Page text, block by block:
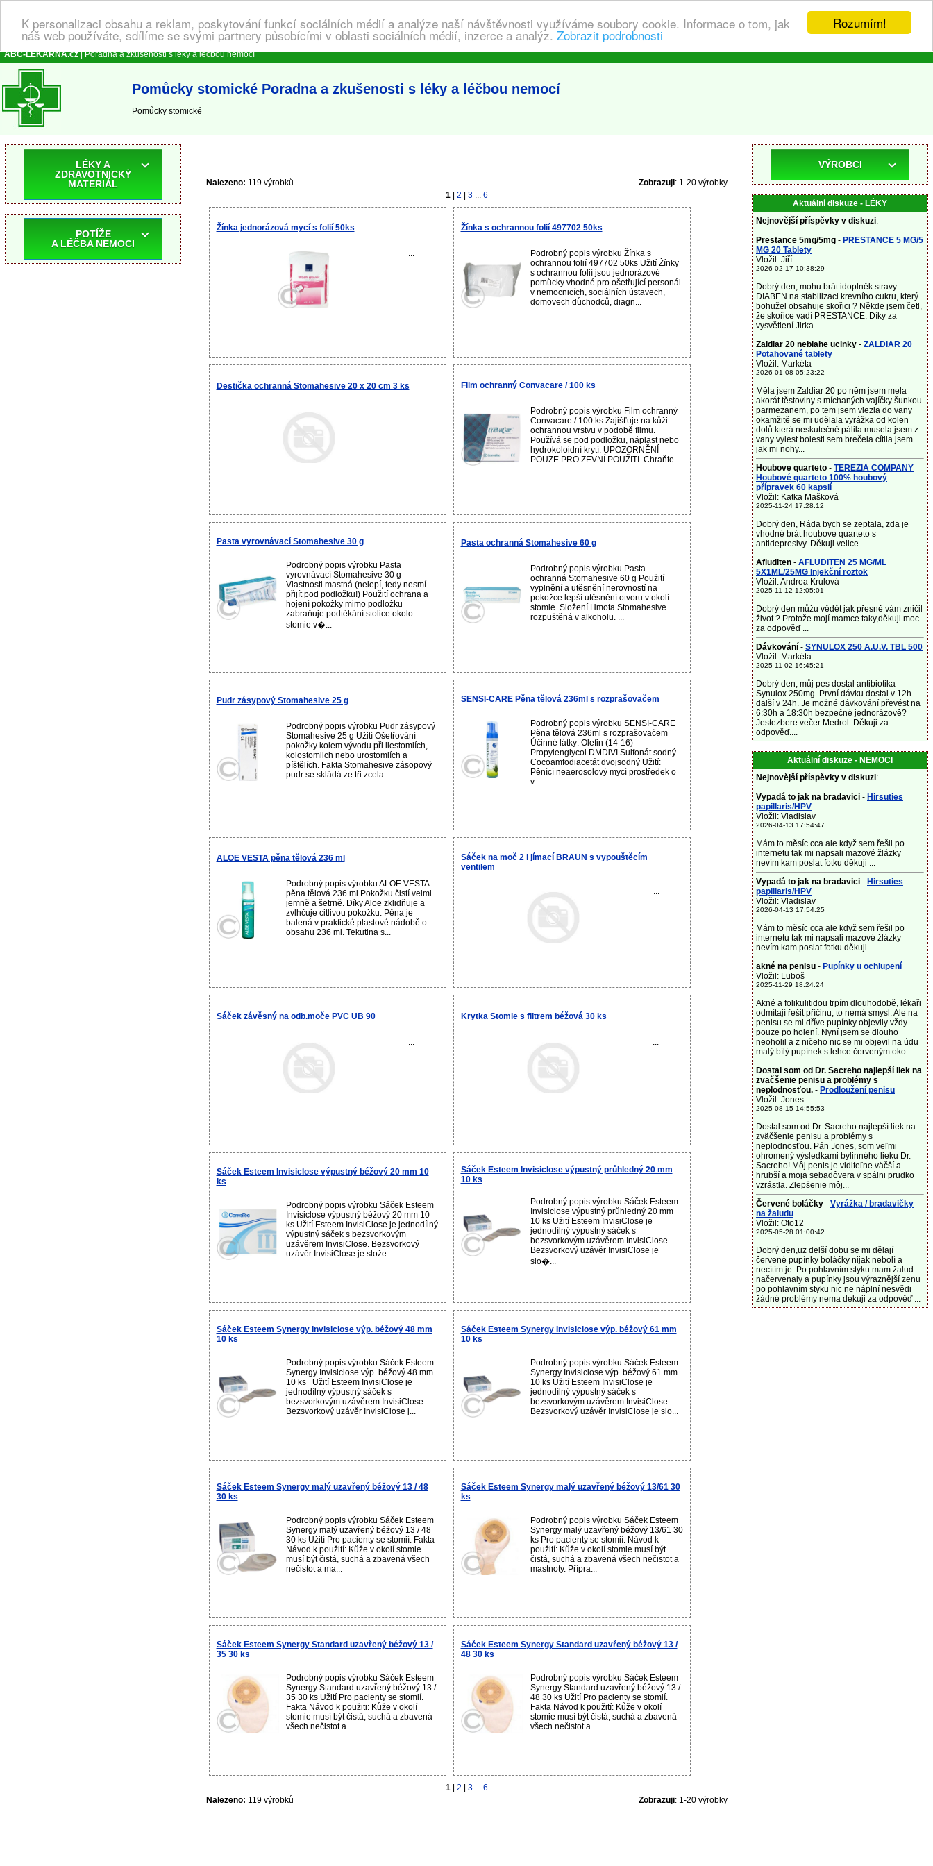
Rozumím!
K personalizaci obsahu a reklam, poskytování funkcí sociálních médií a analýze naší návštěvnosti využíváme soubory cookie. Informace o tom, jak
náš web používáte, sdílíme se svými partnery působícími v oblasti sociálních médií, inzerce a analýz. Zobrazit podrobnosti
ABC-LEKARNA.cz| Poradna a zkušenosti s léky a léčbou nemocí
Pomůcky stomické Poradna a zkušenosti s léky a léčbou nemocí
Pomůcky stomické
Nalezeno: 119 výrobků Zobrazuji: 1-20 výrobky
1
2 3... 6
Žínka jednorázová mycí s folií 50ks
...
Žínka s ochrannou folií 497702 50ks
Podrobný popis výrobku Žínka s
ochrannou folií 497702 50ks Užití Žínky
s ochrannou folií jsou jednorázové
pomůcky vhodné pro ošetřující personál
v nemocnicích, sociálních ústavech,
domovech důchodců, diagn...
Destička ochranná Stomahesive 20 x 20 cm 3 ks
...
Film ochranný Convacare / 100 ks
Podrobný popis výrobku Film ochranný
Convacare / 100 ks Zajišťuje na kůži
ochrannou vrstvu v podobě filmu.
Používá se pod podložku, náplast nebo
hydrokoloidní krytí. UPOZORNĚNÍ
POUZE PRO ZEVNÍ POUŽITI. Chraňte ...
Pasta vyrovnávací Stomahesive 30 g
Podrobný popis výrobku Pasta
vyrovnávací Stomahesive 30 g
Vlastnosti mastná (nelepí, tedy nesmí
přijít pod podložku!) Použití ochrana a
hojení pokožky mimo podložku
zabraňuje podtékání stolice okolo
stomie v�...
Pasta ochranná Stomahesive 60 g
Podrobný popis výrobku Pasta
ochranná Stomahesive 60 g Použití
vyplnění a utěsnění nerovností na
pokožce lepší utěsnění otvoru v okolí
stomie. Složení Hmota Stomahesive
rozpuštěná v alkoholu. ...
Pudr zásypový Stomahesive 25 g
Podrobný popis výrobku Pudr zásypový
Stomahesive 25 g Užití Ošetřování
pokožky kolem vývodu při ilestomiích,
kolostomiich nebo urostomiích a
píštělích. Fakta Stomahesive zásopový
pudr se skládá ze tři zcela...
SENSI-CARE Pěna tělová 236ml s rozprašovačem
Podrobný popis výrobku SENSI-CARE
Pěna tělová 236ml s rozprašovačem
Účinné látky: Olefin (14-16)
Propylenglycol DMDiVI Sulfonát sodný
Cocoamfodiacetát dvojsodný Užití:
Pěnící neaerosolový mycí prostředek o
v...
ALOE VESTA pěna tělová 236 ml
Podrobný popis výrobku ALOE VESTA
pěna tělová 236 ml Pokožku čistí velmi
jemně a šetrně. Díky Aloe zklidňuje a
zvlhčuje citlivou pokožku. Pěna je
balená v praktické plastové nádobě o
obsahu 236 ml. Tekutina s...
Sáček na moč 2 l jímací BRAUN s vypouštěcím
ventilem
...
Sáček závěsný na odb.moče PVC UB 90
...
Krytka Stomie s filtrem béžová 30 ks
...
Sáček Esteem Invisiclose výpustný béžový 20 mm 10
ks
Podrobný popis výrobku Sáček Esteem
Invisiclose výpustný béžový 20 mm 10
ks Užití Esteem InvisiClose je jednodílný
výpustný sáček s bezsvorkovým
uzávěrem InvisiClose. Bezsvorkový
uzávěr InvisiClose je slože...
Sáček Esteem Invisiclose výpustný průhledný 20 mm
10 ks
Podrobný popis výrobku Sáček Esteem
Invisiclose výpustný průhledný 20 mm
10 ks Užití Esteem InvisiClose je
jednodílný výpustný sáček s
bezsvorkovým uzávěrem InvisiClose.
Bezsvorkový uzávěr InvisiClose je
slo�...
Sáček Esteem Synergy Invisiclose výp. béžový 48 mm
10 ks
Podrobný popis výrobku Sáček Esteem
Synergy Invisiclose výp. béžový 48 mm
10 ks Užití Esteem InvisiClose je
jednodílný výpustný sáček s
bezsvorkovým uzávěrem InvisiClose.
Bezsvorkový uzávěr InvisiClose j...
Sáček Esteem Synergy Invisiclose výp. béžový 61 mm
10 ks
Podrobný popis výrobku Sáček Esteem
Synergy Invisiclose výp. béžový 61 mm
10 ks Užití Esteem InvisiClose je
jednodílný výpustný sáček s
bezsvorkovým uzávěrem InvisiClose.
Bezsvorkový uzávěr InvisiClose je slo...
Sáček Esteem Synergy malý uzavřený béžový 13 / 48
30 ks
Podrobný popis výrobku Sáček Esteem
Synergy malý uzavřený béžový 13 / 48
30 ks Užití Pro pacienty se stomií. Fakta
Návod k použití: Kůže v okolí stomie
musí být čistá, suchá a zbavená všech
nečistot a ma...
Sáček Esteem Synergy malý uzavřený béžový 13/61 30
ks
Podrobný popis výrobku Sáček Esteem
Synergy malý uzavřený béžový 13/61 30
ks Pro pacienty se stomií. Návod k
použití: Kůže v okolí stomie musí být
čistá, suchá a zbavená všech nečistot a
mastnoty. Přípra...
Sáček Esteem Synergy Standard uzavřený béžový 13 /
35 30 ks
Podrobný popis výrobku Sáček Esteem
Synergy Standard uzavřený béžový 13 /
35 30 ks Užití Pro pacienty se stomií.
Fakta Návod k použiti: Kůže v okolí
stomie musí být čistá, suchá a zbavená
všech nečistot a ...
Sáček Esteem Synergy Standard uzavřený béžový 13 /
48 30 ks
Podrobný popis výrobku Sáček Esteem
Synergy Standard uzavřený béžový 13 /
48 30 ks Užití Pro pacienty se stomií.
Fakta Návod k použití: Kůže v okolí
stomie musí být čistá, suchá a zbavená
všech nečistot a...
1 2 3... 6
Nalezeno: 119 výrobků Zobrazuji: 1-20 výrobky
LÉKY A
ZDRAVOTNICKÝ
MATERIÁL
POTÍŽE
A LÉČBA NEMOCI
VÝROBCI
Aktuální diskuze - LÉKY
Nejnovější příspěvky v diskuzi:
Prestance 5mg/5mg - PRESTANCE 5 MG/5
MG 20 Tablety
Vložil: Jiří
2026-02-17 10:38:29
Dobrý den, mohu brát idoplněk stravy
DIABEN na stabilizaci krevního cukru, který
bohužel obsahuje skořici ? Někde jsem četl,
že skořice vadí PRESTANCE. Díky za
vysvětlení.Jirka...
Zaldiar 20 neblahe ucinky - ZALDIAR 20
Potahované tablety
Vložil: Markéta
2026-01-08 05:23:22
Měla jsem Zaldiar 20 po něm jsem mela
akorát těstoviny s míchaných vajíčky šunkou
parmezanem, po tem jsem vlezla do vany
okamžitě se mi udělala vyrážka od kolen
dolů která neskutečně pálila musela jsem z
vany vylest bolesti sem brečela cítila jsem
jak mi nohy...
Houbove quarteto - TEREZIA COMPANY
Houbové quarteto 100% houbový
přípravek 60 kapslí
Vložil: Katka Mašková
2025-11-24 17:28:12
Dobrý den, Ráda bych se zeptala, zda je
vhodné brát houbove quarteto s
antidepresivy. Děkuji velice ...
Afluditen - AFLUDITEN 25 MG/ML
5X1ML/25MG Injekční roztok
Vložil: Andrea Krulová
2025-11-12 12:05:01
Dobrý den můžu vědět jak přesně vám zničil
život ? Protože mojí mamce taky,děkuji moc
za odpověď ...
Dávkování - SYNULOX 250 A.U.V. TBL 500
Vložil: Markéta
2025-11-02 16:45:21
Dobrý den, můj pes dostal antibiotika
Synulox 250mg. První dávku dostal v 12h
další v 24h. Je možné dávkování převést na
6:30h a 18:30h bezpečné jednorázově?
Jestezbere večer Medrol. Děkuji za
odpověď....
Aktuální diskuze - NEMOCI
Nejnovější příspěvky v diskuzi:
Vypadá to jak na bradavici - Hirsuties
papillaris/HPV
Vložil: Vladislav
2026-04-13 17:54:47
Mám to měsíc cca ale když sem řešil po
internetu tak mi napsali mazové žlázky
nevím kam poslat fotku děkuji ...
Vypadá to jak na bradavici - Hirsuties
papillaris/HPV
Vložil: Vladislav
2026-04-13 17:54:25
Mám to měsíc cca ale když sem řešil po
internetu tak mi napsali mazové žlázky
nevím kam poslat fotku děkuji ...
akné na penisu - Pupínky u ochlupení
Vložil: Luboš
2025-11-29 18:24:24
Akné a folikulitidou trpím dlouhodobě, lékaři
odmítají řešit příčinu, to nemá smysl. Ale na
penisu se mi dříve pupínky objevily vždy
pouze po holení. Nyní jsem se dlouho
neoholil a z ničeho nic se mi objevil na údu
malý bílý pupínek s lehce červeným oko...
Dostal som od Dr. Sacreho najlepší liek na
zväčšenie penisu a problémy s
neplodnosťou. - Prodloužení penisu
Vložil: Jones
2025-08-15 14:55:53
Dostal som od Dr. Sacreho najlepší liek na
zväčšenie penisu a problémy s
neplodnosťou. Pán Jones, som veľmi
ohromený výsledkami bylinného lieku Dr.
Sacreho! Môj penis je viditeľne väčší a
hrubší a moja sebadôvera v spálni prudko
vzrástla. Zlepšenie môj...
Červené boláčky - Vyrážka / bradavičky
na žaludu
Vložil: Oto12
2025-05-28 01:00:42
Dobrý den,uz delší dobu se mi dělají
červené pupínky boláčky nijak nebolí a
necítím je. Po pohlavním styku mam žalud
načervenaly a pupínky jsou výraznější zenu
po pohlavním styku nic ne náplní nesvědi
žádné problémy nema dekuji za odpověď ...